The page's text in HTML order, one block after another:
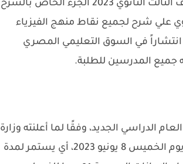
يقدم لكم موقع طالب ثانوي كتاب الامتحان فيزياء للصف الثالث الثانوي 2023 الجزء الخاص بالشرح
فيزياء يحتوي علي شرح لجميع نقاط منهج الفيزياء
انتشاراً في السوق التعليمي المصري
جميع المدرسين للطلبة.
الدراسي الجديد، وفقًا لما أعلنته وزارة
التربية والتعليم، يوم السبت 24 سبتمبر القادم، وينتهي يوم الخميس 8 يونيو 2023، أي يستمر لمدة